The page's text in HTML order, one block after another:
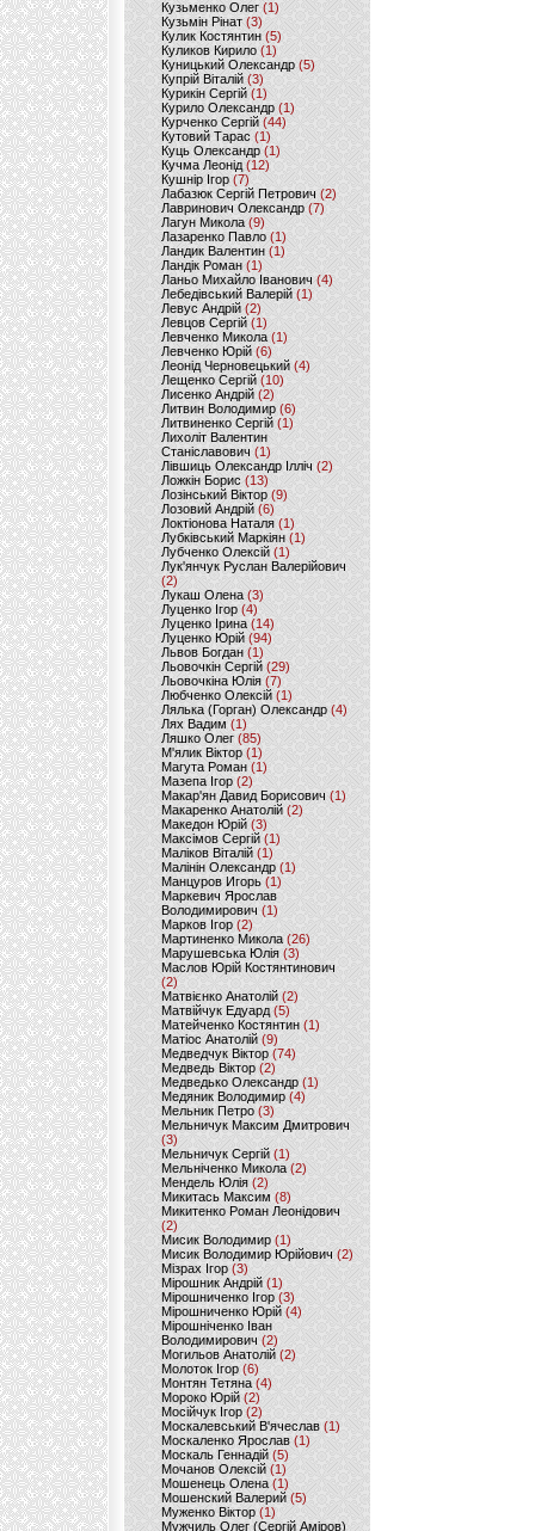
Кузьменко Олег (1)
Кузьмін Рінат(3)
Кулик Костянтин(5)
Куликов Кирило (1)
Куницький Олександр (5)
Купрій Віталій (3)
Курикін Сергій(1)
Курило Олександр (1)
Курченко Сергій (44)
Кутовий Тарас (1)
Куць Олександр (1)
Кучма Леонід (12)
Кушнір Ігор(7)
Лабазюк Сергій Петрович (2)
Лавринович Олександр(7)
Лагун Микола(9)
Лазаренко Павло (1)
Ландик Валентин (1)
Ландік Роман (1)
Ланьо Михайло Іванович(4)
Лебедівський Валерій(1)
Левус Андрій(2)
Левцов Сергій (1)
Левченко Микола (1)
Левченко Юрій (6)
Леонід Черновецький (4)
Лещенко Сергій (10)
Лисенко Андрій (2)
Литвин Володимир (6)
Литвиненко Сергій (1)
Лихоліт Валентин
Станіславович (1)
Лівшиць Олександр Ілліч (2)
Ложкін Борис(13)
Лозінський Віктор(9)
Лозовий Андрій (6)
Локтіонова Наталя (1)
Лубківський Маркіян(1)
Лубченко Олексій (1)
Лук'янчук Руслан Валерійович
(2)
Лукаш Олена (3)
Луценко Ігор (4)
Луценко Ірина (14)
Луценко Юрій (94)
Львов Богдан (1)
Льовочкін Сергій (29)
Льовочкіна Юлія(7)
Любченко Олексій(1)
Лялька (Горган) Олександр(4)
Лях Вадим (1)
Ляшко Олег (85)
М'ялик Віктор(1)
Магута Роман(1)
Мазепа Ігор (2)
Макар'ян Давид Борисович(1)
Макаренко Анатолій (2)
Македон Юрій(3)
Максімов Сергій (1)
Маліков Віталій (1)
Малінін Олександр (1)
Манцуров Игорь (1)
Маркевич Ярослав
Володимирович (1)
Марков Ігор (2)
Мартиненко Микола (26)
Марушевська Юлія (3)
Маслов Юрій Костянтинович
(2)
Матвієнко Анатолій (2)
Матвійчук Едуард(5)
Матейченко Костянтин (1)
Матіос Анатолій (9)
Медведчук Віктор(74)
Медведь Віктор (2)
Медведько Олександр (1)
Медяник Володимир(4)
Мельник Петро (3)
Мельничук Максим Дмитрович
(3)
Мельничук Сергій (1)
Мельніченко Микола (2)
Мендель Юлія (2)
Микитась Максим (8)
Микитенко Роман Леонідович
(2)
Мисик Володимир (1)
Мисик Володимир Юрійович(2)
Мізрах Ігор(3)
Мірошник Андрій(1)
Мірошниченко Ігор (3)
Мірошниченко Юрій(4)
Мірошніченко Іван
Володимирович (2)
Могильов Анатолій (2)
Молоток Ігор (6)
Монтян Тетяна (4)
Мороко Юрій(2)
Мосійчук Ігор (2)
Москалевський В'ячеслав (1)
Москаленко Ярослав (1)
Москаль Геннадій (5)
Мочанов Олексій(1)
Мошенець Олена(1)
Мошенский Валерий (5)
Муженко Віктор (1)
Мужчиль Олег (Сергій Аміров)